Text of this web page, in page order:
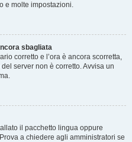
e molte impostazioni.
sbagliata
corretto e l’ora è ancora scorretta,
server non è corretto. Avvisa un
il pacchetto lingua oppure
a chiedere agli amministratori se